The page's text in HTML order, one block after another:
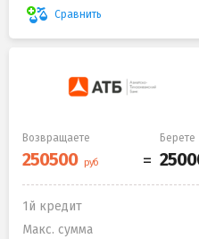
Сравнить
Возвращаете Берете
1й кредит
Макс. сумма